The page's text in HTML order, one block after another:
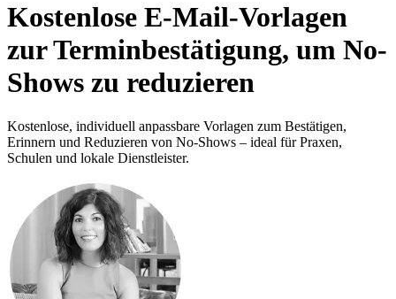
Kostenlose E-Mail-Vorlagen
zur Terminbestätigung, um No-
Shows zu reduzieren
Kostenlose, individuell anpassbare Vorlagen zum Bestätigen,
Erinnern und Reduzieren von No-Shows – ideal für Praxen,
Schulen und lokale Dienstleister.